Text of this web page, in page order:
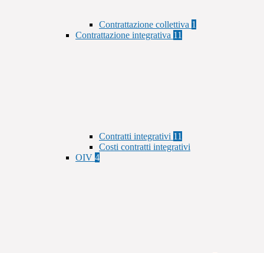
Contrattazione collettiva 1
Contrattazione integrativa 11
Contratti integrativi 11
Costi contratti integrativi
OIV 4